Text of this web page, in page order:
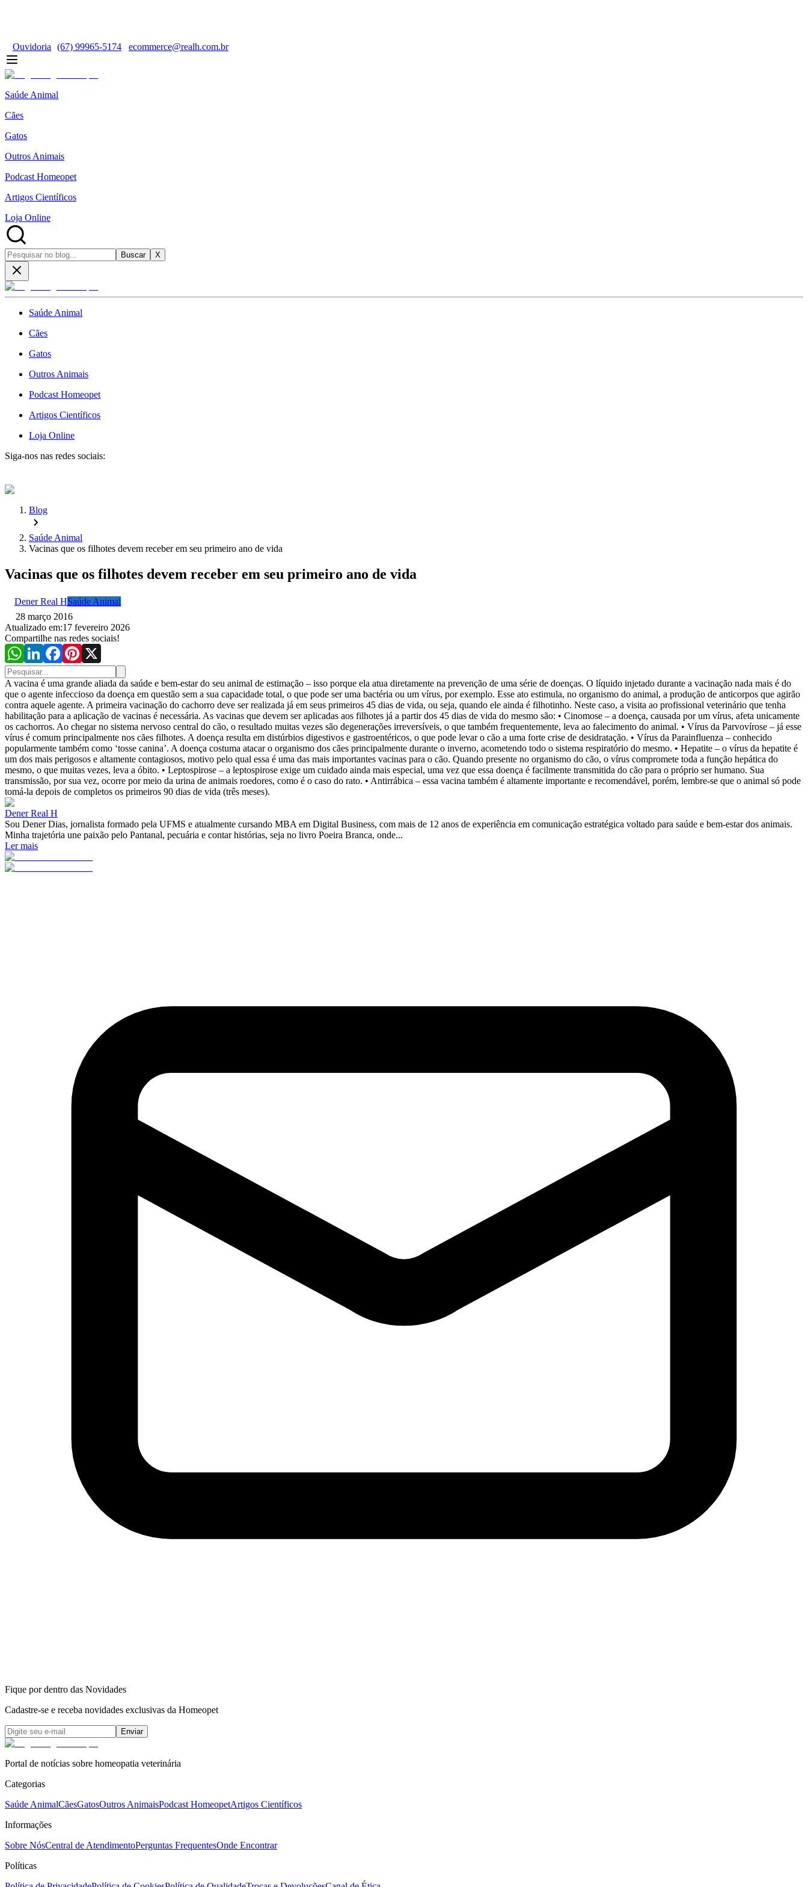
Ouvidoria (67) 99965-5174 ecommerce@realh.com.br
Saúde Animal
Cães
Gatos
Outros Animais
Podcast Homeopet
Artigos Científicos
Loja Online
Buscar X
Saúde Animal
Cães
Gatos
Outros Animais
Podcast Homeopet
Artigos Científicos
Loja Online
Siga-nos nas redes sociais:
Blog
Saúde Animal
Vacinas que os filhotes devem receber em seu primeiro ano de vida
Vacinas que os filhotes devem receber em seu primeiro ano de vida
Dener Real HSaúde Animal
28 março 2016
Atualizado em:17 fevereiro 2026
Compartilhe nas redes sociais!
A vacina é uma grande aliada da saúde e bem-estar do seu animal de estimação – isso porque ela atua diretamente na prevenção de uma série de doenças. O líquido injetado durante a vacinação nada mais é do
que o agente infeccioso da doença em questão sem a sua capacidade total, o que pode ser uma bactéria ou um vírus, por exemplo. Esse ato estimula, no organismo do animal, a produção de anticorpos que agirão
contra aquele agente. A primeira vacinação do cachorro deve ser realizada já em seus primeiros 45 dias de vida, ou seja, quando ele ainda é filhotinho. Neste caso, a visita ao profissional veterinário que tenha
habilitação para a aplicação de vacinas é necessária. As vacinas que devem ser aplicadas aos filhotes já a partir dos 45 dias de vida do mesmo são: • Cinomose – a doença, causada por um vírus, afeta unicamente
os cachorros. Ao chegar no sistema nervoso central do cão, o resultado muitas vezes são degenerações irreversíveis, o que também frequentemente, leva ao falecimento do animal. • Vírus da Parvovírose – já esse
vírus é comum principalmente nos cães filhotes. A doença resulta em distúrbios digestivos e gastroentéricos, o que pode levar o cão a uma forte crise de desidratação. • Vírus da Parainfluenza – conhecido
popularmente também como ‘tosse canina’. A doença costuma atacar o organismo dos cães principalmente durante o inverno, acometendo todo o sistema respiratório do mesmo. • Hepatite – o vírus da hepatite é
um dos mais perigosos e altamente contagiosos, motivo pelo qual essa é uma das mais importantes vacinas para o cão. Quando presente no organismo do cão, o vírus compromete toda a função hepática do
mesmo, o que muitas vezes, leva a óbito. • Leptospirose – a leptospirose exige um cuidado ainda mais especial, uma vez que essa doença é facilmente transmitida do cão para o próprio ser humano. Sua
transmissão, por sua vez, ocorre por meio da urina de animais roedores, como é o caso do rato. • Antirrábica – essa vacina também é altamente importante e recomendável, porém, lembre-se que o animal só pode
tomá-la depois de completos os primeiros 90 dias de vida (três meses).
Dener Real H
Sou Dener Dias, jornalista formado pela UFMS e atualmente cursando MBA em Digital Business, com mais de 12 anos de experiência em comunicação estratégica voltado para saúde e bem-estar dos animais.
Minha trajetória une paixão pelo Pantanal, pecuária e contar histórias, seja no livro Poeira Branca, onde...
Ler mais
Fique por dentro das Novidades
Cadastre-se e receba novidades exclusivas da Homeopet
Enviar
Portal de notícias sobre homeopatia veterinária
Categorias
Saúde AnimalCãesGatosOutros AnimaisPodcast HomeopetArtigos Científicos
Informações
Sobre NósCentral de AtendimentoPerguntas FrequentesOnde Encontrar
Políticas